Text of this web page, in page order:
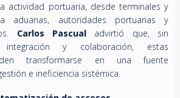
actividad portuaria, desde terminales y
aduanas, autoridades portuarias y
Carlos Pascual advirtió que, sin
y colaboración, estas
transformarse en una fuente
e ineficiencia sistémica.